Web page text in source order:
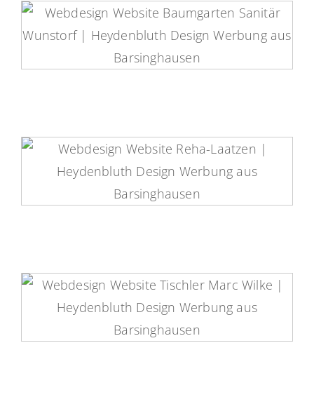
Baumgarten Sanitär Website
Reha-Laatzen Website
Marc Wilke Tischlerei Website